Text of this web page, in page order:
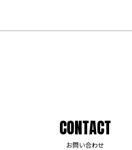
CONTACT
お問い合わせ